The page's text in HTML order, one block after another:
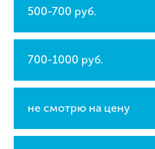
500-700 руб.
700-1000 руб.
не смотрю на цену